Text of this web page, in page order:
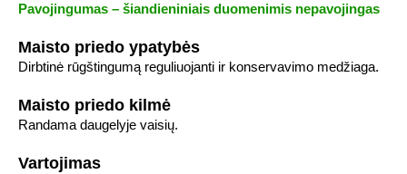
Pavojingumas – šiandieniniais duomenimis nepavojingas
Maisto priedo ypatybės
Dirbtinė rūgštingumą reguliuojanti ir konservavimo medžiaga.
Maisto priedo kilmė
Randama daugelyje vaisių.
Vartojimas